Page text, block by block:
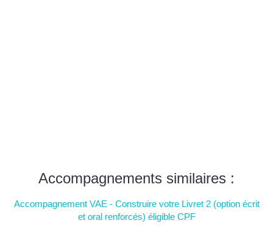
Accompagnements similaires :
Accompagnement VAE - Construire votre Livret 2 (option écrit
et oral renforcés) éligible CPF